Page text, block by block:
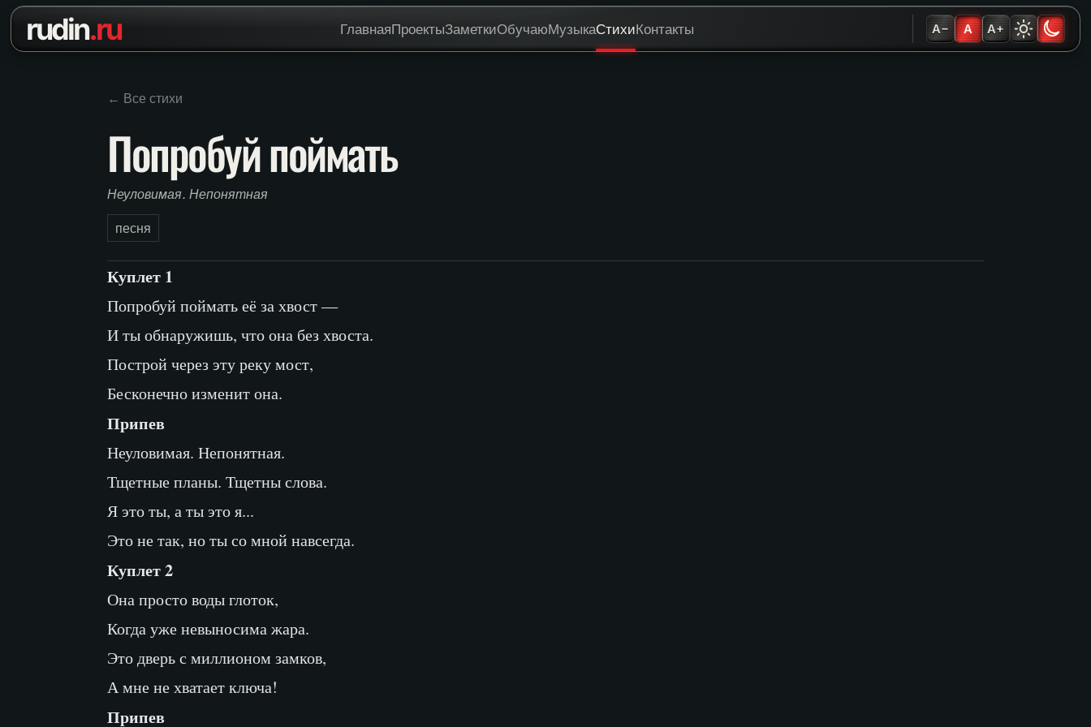
Перейти к содержанию
rudin.ru ГлавнаяПроектыЗаметкиОбучаюМузыкаСтихиКонтакты A− A A+
← Все стихи
Попробуй поймать
Неуловимая. Непонятная
песня
Куплет 1
Попробуй поймать её за хвост —
И ты обнаружишь, что она без хвоста.
Построй через эту реку мост,
Бесконечно изменит она.
Припев
Неуловимая. Непонятная.
Тщетные планы. Тщетны слова.
Я это ты, а ты это я...
Это не так, но ты со мной навсегда.
Куплет 2
Она просто воды глоток,
Когда уже невыносима жара.
Это дверь с миллионом замков,
А мне не хватает ключа!
Припев